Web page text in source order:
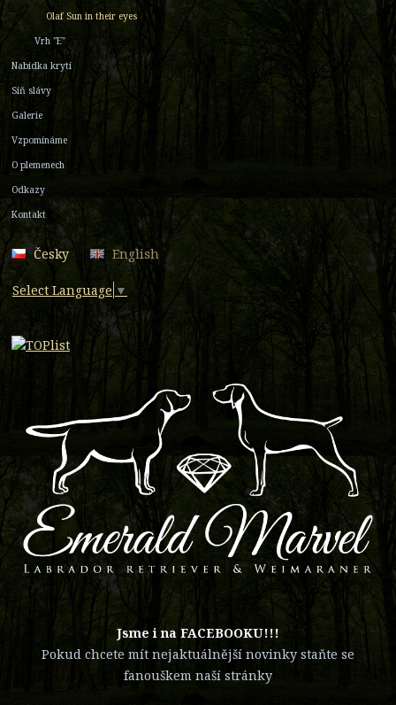
Olaf Sun in their eyes
Vrh "E"
Nabídka krytí
Síň slávy
Galerie
Vzpomínáme
O plemenech
Odkazy
Kontakt
Česky English
Select Language ▼
​Jsme i na FACEBOOKU!!!
Pokud chcete mít nejaktuálnější novinky staňte se
fanouškem naší stránky